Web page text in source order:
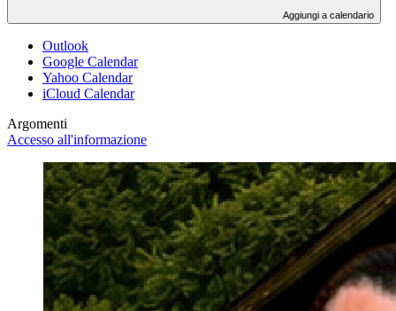
Aggiungi a calendario
Outlook
Google Calendar
Yahoo Calendar
iCloud Calendar
Argomenti
Accesso all'informazione